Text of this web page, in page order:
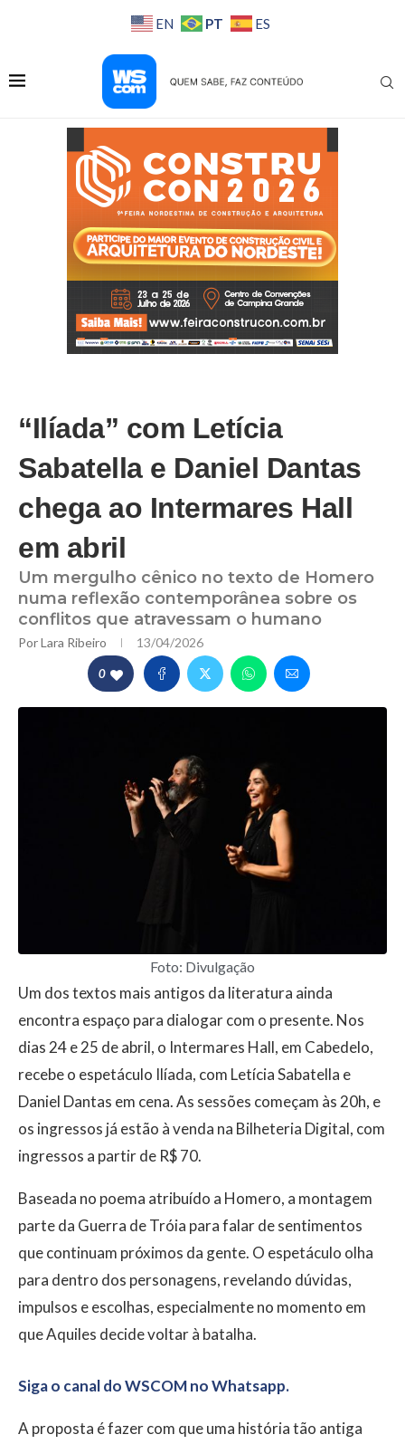
EN PT ES
“Ilíada” com Letícia
Sabatella e Daniel Dantas
chega ao Intermares Hall
em abril
Um mergulho cênico no texto de Homero
numa reflexão contemporânea sobre os
conflitos que atravessam o humano
PorLara Ribeiro 13/04/2026
0
Foto: Divulgação
Um dos textos mais antigos da literatura ainda
encontra espaço para dialogar com o presente. Nos
dias 24 e 25 de abril, o Intermares Hall, em Cabedelo,
recebe o espetáculo Ilíada, com Letícia Sabatella e
Daniel Dantas em cena. As sessões começam às 20h, e
os ingressos já estão à venda na Bilheteria Digital, com
ingressos a partir de R$ 70.
Baseada no poema atribuído a Homero, a montagem
parte da Guerra de Tróia para falar de sentimentos
que continuam próximos da gente. O espetáculo olha
para dentro dos personagens, revelando dúvidas,
impulsos e escolhas, especialmente no momento em
que Aquiles decide voltar à batalha.
Siga o canal do WSCOM no Whatsapp.
A proposta é fazer com que uma história tão antiga